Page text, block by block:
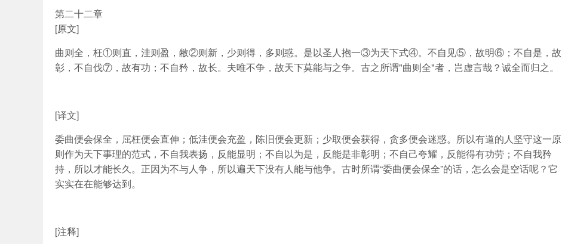
第二十二章
[原文]
曲则全，枉①则直，洼则盈，敝②则新，少则得，多则惑。是以圣人抱一③为天下式④。不自见⑤，故明⑥；不自是，故
彰，不自伐⑦，故有功；不自矜，故长。夫唯不争，故天下莫能与之争。古之所谓"曲则全"者，岂虚言哉？诚全而归之。
[译文]
委曲便会保全，屈枉便会直伸；低洼便会充盈，陈旧便会更新；少取便会获得，贪多便会迷惑。所以有道的人坚守这一原
则作为天下事理的范式，不自我表扬，反能显明；不自以为是，反能是非彰明；不自己夸耀，反能得有功劳；不自我矜
持，所以才能长久。正因为不与人争，所以遍天下没有人能与他争。古时所谓“委曲便会保全”的话，怎么会是空话呢？它
实实在在能够达到。
[注释]